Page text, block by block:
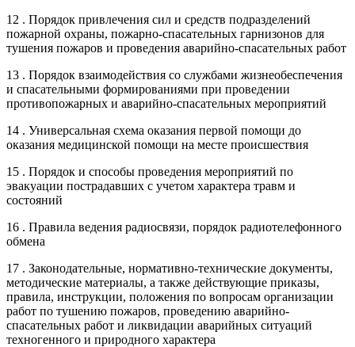
12 . Порядок привлечения сил и средств подразделений
пожарной охраны, пожарно-спасательных гарнизонов для
тушения пожаров и проведения аварийно-спасательных работ
13 . Порядок взаимодействия со службами жизнеобеспечения
и спасательными формированиями при проведении
противопожарных и аварийно-спасательных мероприятий
14 . Универсальная схема оказания первой помощи до
оказания медицинской помощи на месте происшествия
15 . Порядок и способы проведения мероприятий по
эвакуации пострадавших с учетом характера травм и
состояний
16 . Правила ведения радиосвязи, порядок радиотелефонного
обмена
17 . Законодательные, нормативно-технические документы,
методические материалы, а также действующие приказы,
правила, инструкции, положения по вопросам организации
работ по тушению пожаров, проведению аварийно-
спасательных работ и ликвидации аварийных ситуаций
техногенного и природного характера